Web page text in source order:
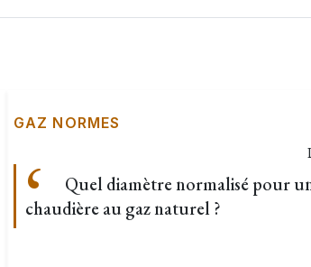
GAZ NORMES
Quel diamètre normalisé pour
chaudière au gaz naturel ?